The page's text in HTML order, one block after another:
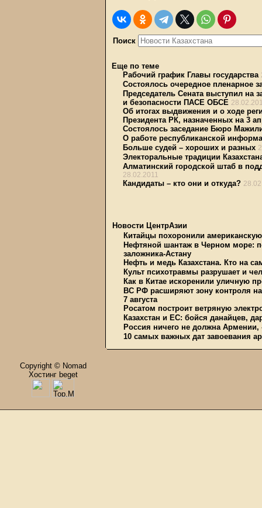
Поиск
Еще по теме
Рабочий график Главы государства
Состоялось очередное пленарное
Председатель Сената выступил на
и безопасности ПАСЕ ОБСЕ
Об итогах выдвижения и о ходе
Президента РК, назначенных на 3
Состоялось заседание Бюро
О работе республиканской
Больше судей – хороших и разных
Электоральные традиции
Алматинский городской штаб в
28.02.2011
Кандидаты – кто они и откуда?
Новости ЦентрАзии
Китайцы похоронили
Нефтяной шантаж в Черном море:
заложника-Астану
Нефть и медь Казахстана. Кто на
Культ психотравмы разрушает и
Как в Китае искоренили уличную
ВС РФ расширяют зону контроля на
7 августа
Росатом построит ветряную
Казахстан и ЕС: бойся данайцев,
Россия ничего не должна Армении,
10 самых важных дат завоевания
Copyright © Nomad
Хостинг beget